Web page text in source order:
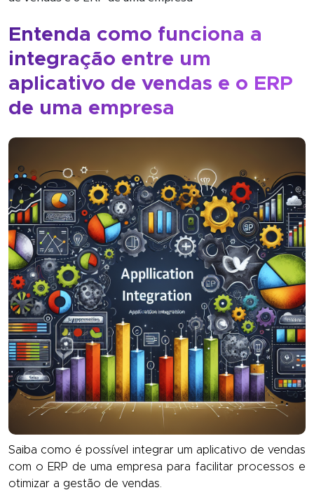
Entenda como funciona a
integração entre um
aplicativo de vendas e o ERP
de uma empresa
Saiba como é possível integrar um aplicativo de vendas
com o ERP de uma empresa para facilitar processos e
otimizar a gestão de vendas.